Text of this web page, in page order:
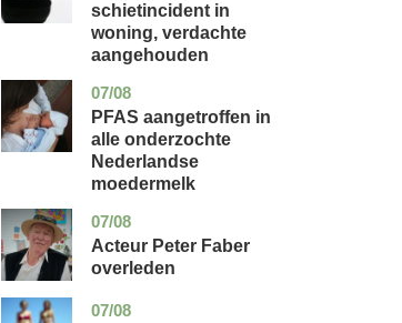
schietincident in
woning, verdachte
aangehouden
07/08
utrecht
gezondheid
PFAS aangetroffen in
alle onderzochte
Nederlandse
moedermelk
07/08
noord-
holland
glossy
Acteur Peter Faber
overleden
07/08
utrecht
nieuws